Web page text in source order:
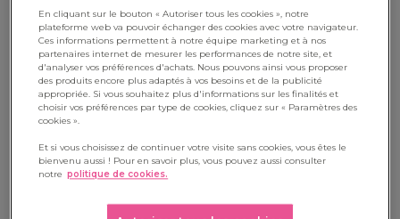
propre classe.
Quoi qu’il en soit, l’aménagement d’un CDI aujourd’hui
découle d’unprojet pédagogiqueglobal intégrant les
pratiques collaboratives et individuelles, l’organisation de
l’espace en différentes zones, mais aussi la présence du
numérique.
Voici quelques pistes de réflexions avant de se lancer dans la
création ou la refonte du CDI du collège ou du lycée.
En cliquant sur le bouton « Autoriser tous les cookies », notre
plateforme web va pouvoir échanger des cookies avec votre navigateur.
Ces informations permettent à notre équipe marketing et à nos
partenaires internet de mesurer les performances de notre site, et
d'analyser vos préférences d'achats. Nous pouvons ainsi vous proposer
des produits encore plus adaptés à vos besoins et de la publicité
appropriée. Si vous souhaitez plus d'informations sur les finalités et
choisir vos préférences par type de cookies, cliquez sur « Paramètres des
cookies ».
Et si vous choisissez de continuer votre visite sans cookies, vous êtes le
bienvenu aussi ! Pour en savoir plus, vous pouvez aussi consulter
notre politique de cookies.